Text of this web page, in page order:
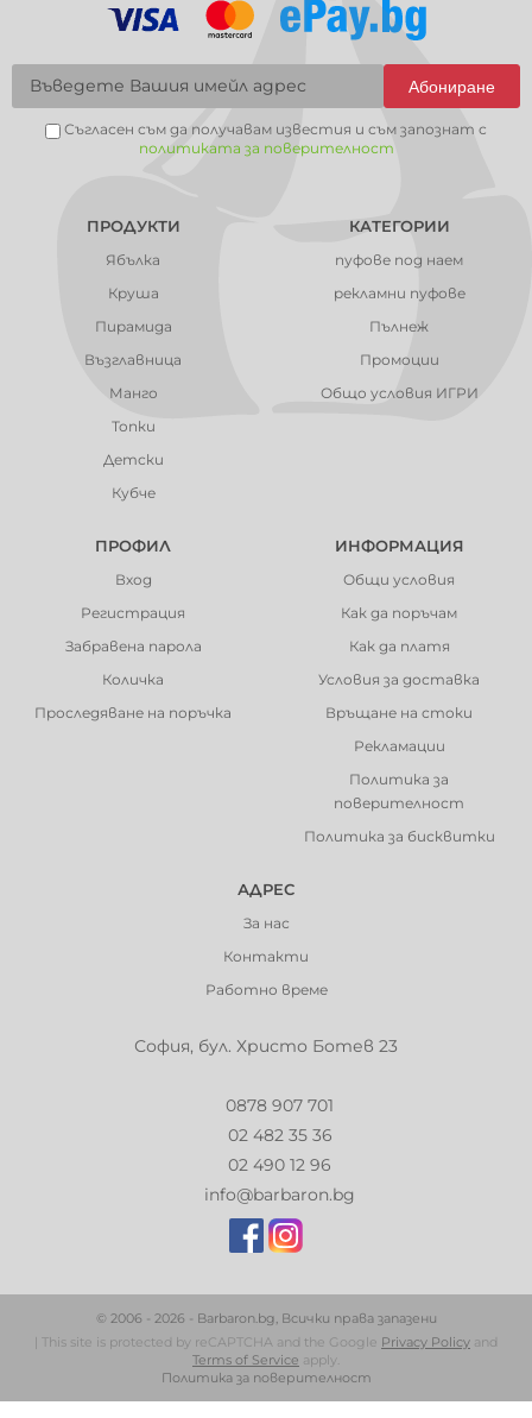
Абониране
Съгласен съм да получавам известия и съм запознат с
политиката за поверителност
ПРОДУКТИ
Ябълка
Круша
Пирамида
Възглавница
Манго
Топки
Детски
Кубче
КАТЕГОРИИ
пуфове под наем
рекламни пуфове
Пълнеж
Промоции
Общо условия ИГРИ
ПРОФИЛ
Вход
Регистрация
Забравена парола
Количка
Проследяване на поръчка
ИНФОРМАЦИЯ
Общи условия
Как да поръчам
Как да платя
Условия за доставка
Връщане на стоки
Рекламации
Политика за
поверителност
Политика за бисквитки
АДРЕС
За нас
Контакти
Работно време
София, бул. Христо Ботев 23
0878 907 701
02 482 35 36
02 490 12 96
info@barbaron.bg
© 2006 - 2026 - Barbaron.bg, Всички права запазени
| This site is protected by reCAPTCHA and the Google Privacy Policy and
Terms of Service apply.
Политика за поверителност